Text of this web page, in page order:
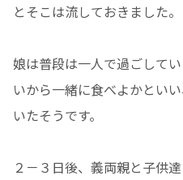
とそこは流しておきました。
娘は普段は一人で過ごして
いから一緒に食べよかとい
いたそうです。
２－３日後、義両親と子供